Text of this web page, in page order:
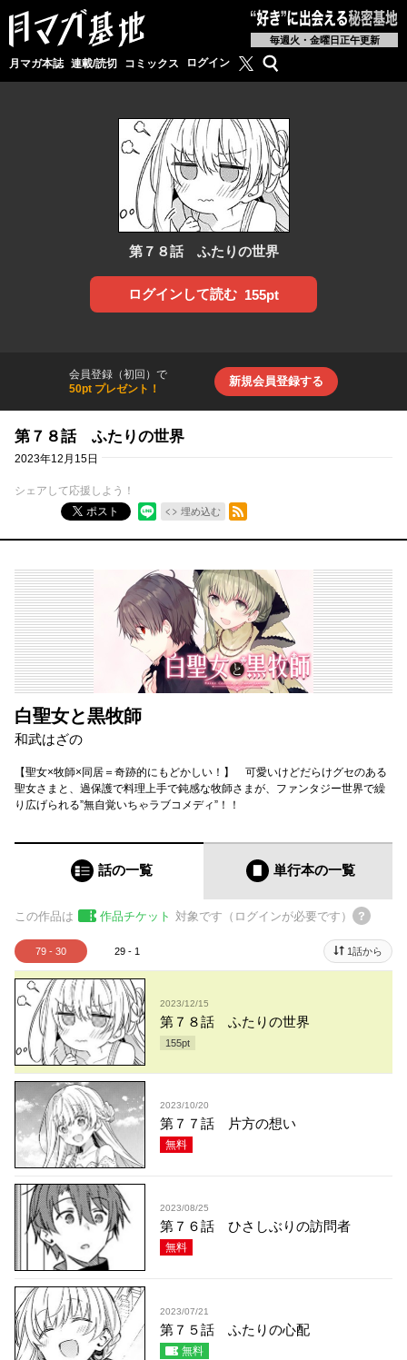
毎週火・金曜日正午更新
月マガ本誌 連載/読切 コミックス ログイン 月マガ基地公式X
検索
第７８話 ふたりの世界
ログインして読む 155pt
会員登録（初回）で
50pt プレゼント！
新規会員登録する
第７８話 ふたりの世界
2023年12月15日
シェアして応援しよう！
ポスト
埋め込む
RSSフィード
白聖女と黒牧師
和武はざの
【聖女×牧師×同居＝奇跡的にもどかしい！】 可愛いけどだらけグセのある
聖女さまと、過保護で料理上手で鈍感な牧師さまが、ファンタジー世界で繰
り広げられる”無自覚いちゃラブコメディ”！！
話の一覧 単行本の一覧
この作品は 作品チケット 対象です（ログインが必要です）
79 - 30 29 - 1 1話から
2023/12/15
第７８話 ふたりの世界
155pt
2023/10/20
第７７話 片方の想い
無料
2023/08/25
第７６話 ひさしぶりの訪問者
無料
2023/07/21
第７５話 ふたりの心配
無料